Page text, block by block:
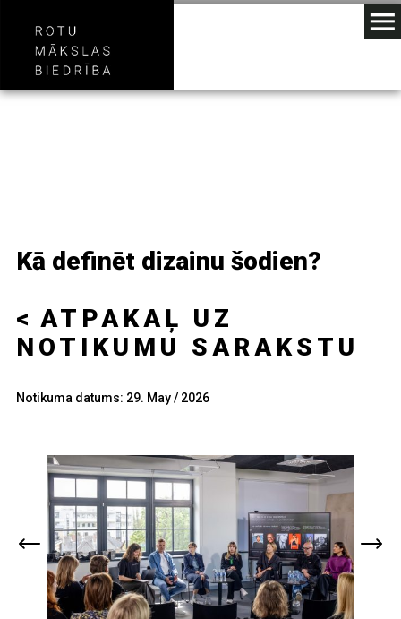
ATPAKAĻ UZ
NOTIKUMU SARAKSTU
Notikuma datums: 29. May / 2026
Kā definēt dizainu šodien?